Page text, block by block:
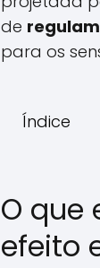
de
para os
Índice
O que
efeito